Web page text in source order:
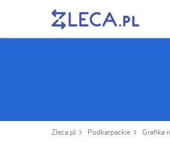
Zleca.pl Podkarpackie Grafika